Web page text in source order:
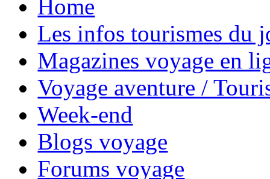
Home
Les infos tourismes du
Magazines voyage en
Voyage aventure /
Week-end
Blogs voyage
Forums voyage